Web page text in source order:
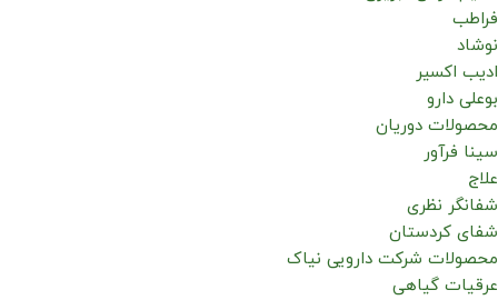
فراطب
نوشاد
ادیب اکسیر
بوعلی دارو
محصولات دوریان
سینا فرآور
علاج
شفانگر نظری
شفای کردستان
محصولات شرکت دارویی نیاک
عرقیات گیاهی